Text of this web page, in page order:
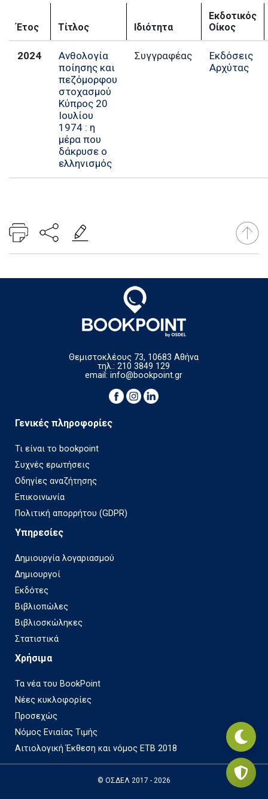
Έτος Τίτλος Ιδιότητα
Εκδοτικός
Οίκος
2024
Ανθολογία
ποίησης και
πεζόμορφου
στοχασμού
Κύπρος 20
Ιουλίου
1974 : η
μέρα που
δάκρυσε ο
ελληνισμός
Εκδόσεις
Αρχύτας
Θεμιστοκλέους 73, 10683 Αθήνα
τηλ.: 210 3849 129
email:info@bookpoint.gr
Γενικές πληροφορίες
Τι είναι το bookpoint
Συχνές ερωτήσεις
Οδηγίες αναζήτησης
Επικοινωνία
Πολιτική απορρήτου (GDPR)
Υπηρεσίες
Δημιουργία λογαριασμού
Δημιουργοί
Εκδότες
Βιβλιοπώλες
Βιβλιοσκώληκες
Στατιστικά
Χρήσιμα
Τα νέα του BookPoint
Νέες κυκλοφορίες
Προσεχώς
Νόμος Ενιαίας Τιμής
Αιτιολογική Έκθεση και νόμος ΕΤΒ 2018
© ΟΣΔΕΛ 2017 - 2026